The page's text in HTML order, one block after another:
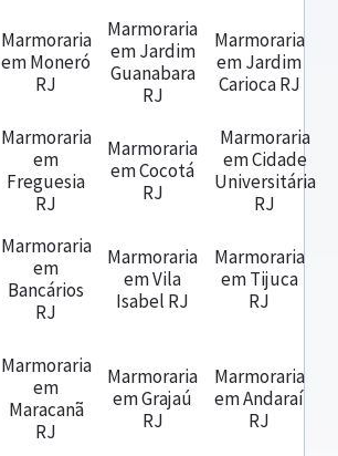
Marmoraria
em Moneró
RJ
Marmoraria
em Jardim
Guanabara
RJ
Marmoraria
em Jardim
Carioca RJ
Marmoraria
em
Freguesia
RJ
Marmoraria
em Cocotá
RJ
Marmoraria
em Cidade
Universitária
RJ
Marmoraria
em
Bancários
RJ
Marmoraria
em Vila
Isabel RJ
Marmoraria
em Tijuca
RJ
Marmoraria
em
Maracanã
RJ
Marmoraria
em Grajaú
RJ
Marmoraria
em Andaraí
RJ